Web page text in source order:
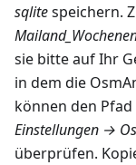
sqlitespeichern.
sie bitte auf Ihr
in dem die
können den
Einstellungen →
überprüfen.